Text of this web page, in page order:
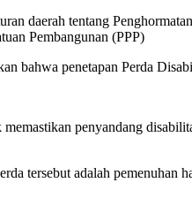
daerah tentang
Pembangunan (PPP)
bahwa penetapan Perda
penyandang
tersebut adalah